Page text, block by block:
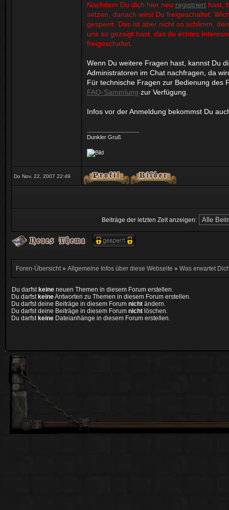
Nachdem Du dich hier neu registriert hast,
setzen, danach wirst Du freigeschaltet.
gesperrt. Das ist aber nicht so schlimm,
uns so gezeigt hast, das du echtes
freigeschaltet.
Wenn Du weitere Fragen hast, kannst Du
Administratoren im Chat nachfragen, da
Für technische Fragen zur Bedienung des
FAQ-Sammlung zur Verfügung.
Infos vor der Anmeldung bekommst Du
Dunkler Gruß
Do Nov. 22, 2007 22:49
Beiträge der letzten Zeit anzeigen:
Foren-Übersicht» Allgemeine Infos über diese Webseite » Was erwartet
Du darfst keine neuen Themen in diesem Forum erstellen.
Du darfst keineAntworten zu Themen in diesem Forum erstellen.
Du darfst deine Beiträge in diesem Forum nicht ändern.
Du darfst deine Beiträge in diesem Forum nicht löschen.
Du darfst keine Dateianhänge in diesem Forum erstellen.